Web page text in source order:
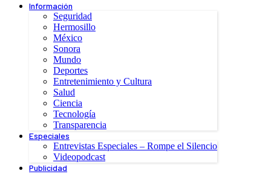
Información
Seguridad
Hermosillo
México
Sonora
Mundo
Deportes
Entretenimiento y Cultura
Salud
Ciencia
Tecnología
Transparencia
Especiales
Entrevistas Especiales – Rompe el Silencio
Videopodcast
Publicidad